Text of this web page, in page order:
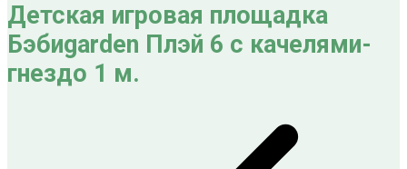
Детская игровая площадка
Бэбиgarden Плэй 6 с качелями-
гнездо 1 м.